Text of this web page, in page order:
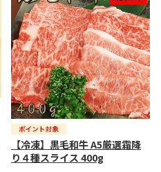
【冷凍】黒毛和牛 A5厳選霜降
り４種スライス 400g